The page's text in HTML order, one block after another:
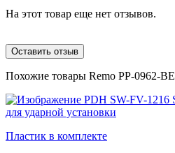
На этот товар еще нет отзывов.
Оставить отзыв
Похожие товары Remo PP-0962-BE
Пластик в комплекте